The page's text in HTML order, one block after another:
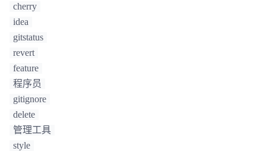
cherry
idea
gitstatus
revert
feature
程序员
gitignore
delete
管理工具
style